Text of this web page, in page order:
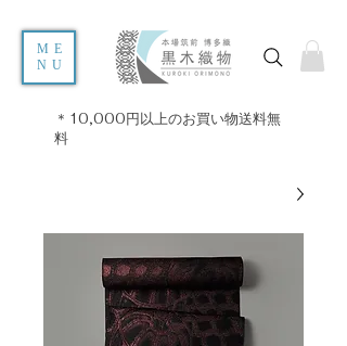
ME
NU
＊10,000円以上のお買い物送料無
料